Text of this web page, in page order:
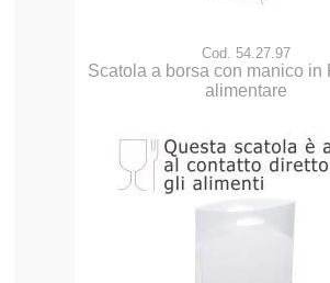
Cod. 54.27.97
Scatola a borsa con manico in
alimentare